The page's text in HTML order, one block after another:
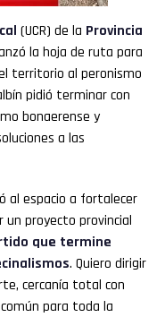
(UCR) de la Provincia
la hoja de ruta para
territorio al peronismo
pidió terminar con
bonaerense y
a las
al espacio a fortalecer
proyecto provincial
que termine
. Quiero dirigir
cercanía total con
para toda la